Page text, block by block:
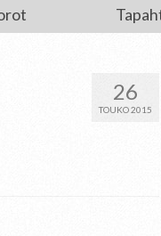
26
TOUKO 2015